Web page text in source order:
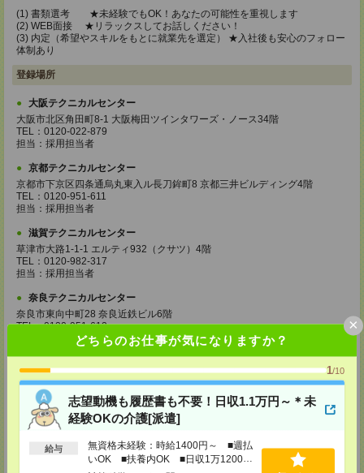
どちらのお仕事が気になりますか？
1/10
志望動機も履歴書も不要！日収1.1万円～＊未
経験OKの介護[派遣]
給与
無資格未経験：時給1400円～ ■週払
いOK ■扶養内OK ■日収1万1200円
×
(1) 書類選考 ★未経験でもOK！あなたの可能性を重視します
(2) WEB面接 ★リラックスしてお話しください！
(3) 内定（希望やスキルをもとに就業先を選定） ★入社後も安心のフォロー
体制あり
登録場所
大阪テクニカルセンター
大阪市北区角田町8-1 大阪梅田ツインタワーズ・ノース34階
TEL：0120-022-879
担当：採用担当者
京都テクニカルセンター
京都市下京区四条通烏丸東入ル長刀鉾町8 京都三井ビルディング4階
TEL：0120-951-611
担当：採用担当者
滋賀テクニカルセンター
草津市大路1-1-1 エルティ932（クサツ）4階
TEL：0120-982-317
担当：採用担当者
奈良テクニカルセンター
奈良市東向中町28 奈良近鉄ビル6階
TEL：0120-951-612
担当：採用担当者
神戸市中央区小野柄通4-1-22 アーバンエース三宮ビル9階
TEL：0120-022-544
担当：採用担当者
姫路テクニカルセンター
姫路市南駅前町100 姫路パラシオ8階
TEL：0120-941-278